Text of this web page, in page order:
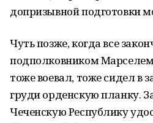
допризывной подготовки
Чуть позже, когда все
подполковником
тоже воевал, тоже сидел в
груди орденскую планку.
Чеченскую Республику